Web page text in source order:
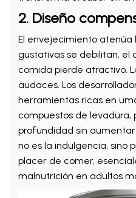
2. Diseño
El envejecimiento atenúa
gustativas se debilitan, el
comida pierde atractivo.
audaces. Los
herramientas ricas en
compuestos de levadura,
profundidad sin
no es la indulgencia, sino
placer de comer,
malnutrición en adultos